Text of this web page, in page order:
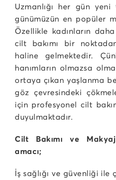
Uzmanlığı her gün
günümüzün en popüler
Özellikle kadınların
cilt bakımı bir
haline gelmektedir.
hanımların olmazsa
ortaya çıkan yaşlanma
göz çevresindeki
için profesyonel cilt
duyulmaktadır.
Cilt Bakımı ve
amacı;
İş sağlığı ve güvenliği